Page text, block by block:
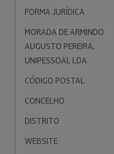
FORMA JURÍDICA
MORADA DE ARMINDO
AUGUSTO PEREIRA,
UNIPESSOAL LDA
CÓDIGO POSTAL
CONCELHO
DISTRITO
WEBSITE